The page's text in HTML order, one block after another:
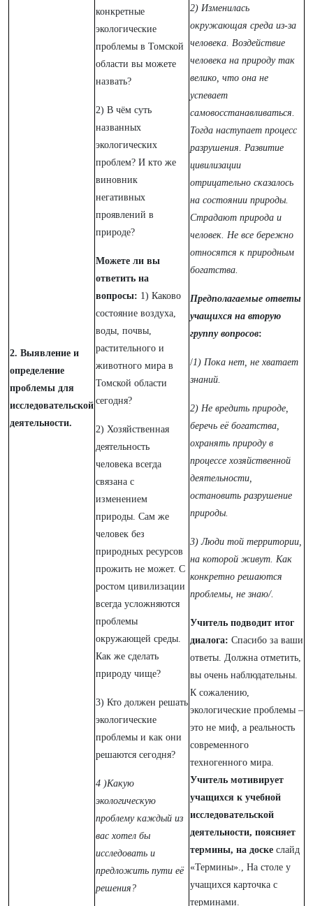
2. Выявление и
определение
проблемы для
исследовательской
деятельности.
конкретные
экологические
проблемы в Томской
области вы можете
назвать?
2) В чём суть
названных
экологических
проблем? И кто же
виновник
негативных
проявлений в
природе?
Можете ли вы
ответить на
вопросы: 1) Каково
состояние воздуха,
воды, почвы,
растительного и
животного мира в
Томской области
сегодня?
2) Хозяйственная
деятельность
человека всегда
связана с
изменением
природы. Сам же
человек без
природных ресурсов
прожить не может. С
ростом цивилизации
всегда усложняются
проблемы
окружающей среды.
Как же сделать
природу чище?
3) Кто должен решать
экологические
проблемы и как они
решаются сегодня?
4 )Какую
экологическую
проблему каждый из
вас хотел бы
исследовать и
предложить пути её
решения?
2) Изменилась
окружающая среда из-за
человека. Воздействие
человека на природу так
велико, что она не
успевает
самовосстанавливаться.
Тогда наступает процесс
разрушения. Развитие
цивилизации
отрицательно сказалось
на состоянии природы.
Страдают природа и
человек. Не все бережно
относятся к природным
богатства.
Предполагаемые ответы
учащихся на вторую
группу вопросов:
/1) Пока нет, не хватает
знаний.
2) Не вредить природе,
беречь её богатства,
охранять природу в
процессе хозяйственной
деятельности,
остановить разрушение
природы.
3) Люди той территории,
на которой живут. Как
конкретно решаются
проблемы, не знаю/.
Учитель подводит итог
диалога: Спасибо за ваши
ответы. Должна отметить,
вы очень наблюдательны.
К сожалению,
экологические проблемы –
это не миф, а реальность
современного
техногенного мира.
Учитель мотивирует
учащихся к учебной
исследовательской
деятельности, поясняет
термины, на доске слайд
«Термины»., На столе у
учащихся карточка с
терминами.